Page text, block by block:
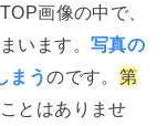
画像の中で、
います。 写真の
まうのです。 第
とはありませ